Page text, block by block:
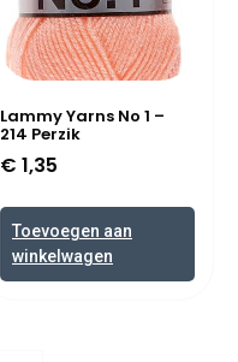
Lammy Yarns No 1 –
214 Perzik
€ 1,35
Toevoegen aan
winkelwagen